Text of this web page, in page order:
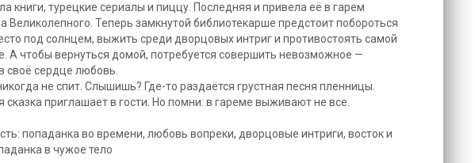
книги, турецкие сериалы и пиццу. Последняя и привела её в гарем
Великолепного. Теперь замкнутой библиотекарше предстоит побороться
под солнцем, выжить среди дворцовых интриг и противостоять самой
А чтобы вернуться домой, потребуется совершить невозможное —
своё сердце любовь.
не спит. Слышишь? Где-то раздаётся грустная песня пленницы.
сказка приглашает в гости. Но помни: в гареме выживают не все.
попаданка во времени, любовь вопреки, дворцовые интриги, восток и
в чужое тело